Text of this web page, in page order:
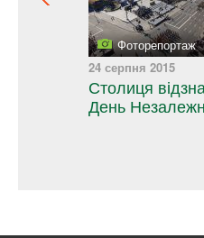
24 серпня 2015
Столиця
День